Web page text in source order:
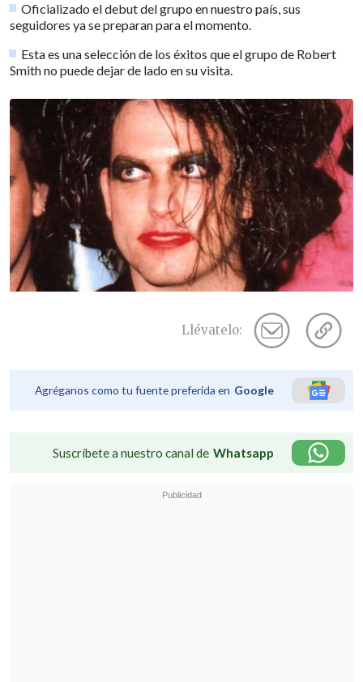
Oficializado el debut del grupo en nuestro país, sus
seguidores ya se preparan para el momento.
Esta es una selección de los éxitos que el grupo de Robert
Smith no puede dejar de lado en su visita.
Llévatelo:
Agréganos como tu fuente preferida en Google
Suscríbete a nuestro canal de Whatsapp